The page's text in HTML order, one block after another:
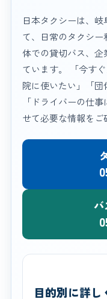
日本タクシーは、
て、日常のタクシ
体での貸切バス、企
ています。 「今す
院に使いたい」「団
「ドライバーの仕
せて必要な情報をご
バ
目的別に詳